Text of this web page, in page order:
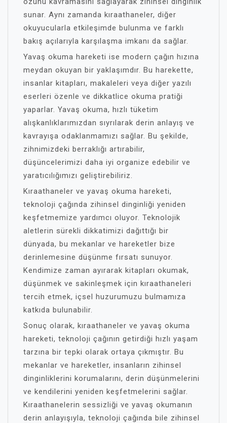
sunar. Aynı zamanda kıraathaneler, diğer
okuyucularla etkileşimde bulunma ve farklı
bakış açılarıyla karşılaşma imkanı da sağlar.
Yavaş okuma hareketi ise modern çağın hızına
meydan okuyan bir yaklaşımdır. Bu harekette,
insanlar kitapları, makaleleri veya diğer yazılı
eserleri özenle ve dikkatlice okuma pratiği
yaparlar. Yavaş okuma, hızlı tüketim
alışkanlıklarımızdan sıyrılarak derin anlayış ve
kavrayışa odaklanmamızı sağlar. Bu şekilde,
zihnimizdeki berraklığı artırabilir,
düşüncelerimizi daha iyi organize edebilir ve
yaratıcılığımızı geliştirebiliriz.
Kıraathaneler ve yavaş okuma hareketi,
teknoloji çağında zihinsel dinginliği yeniden
keşfetmemize yardımcı oluyor. Teknolojik
aletlerin sürekli dikkatimizi dağıttığı bir
dünyada, bu mekanlar ve hareketler bize
derinlemesine düşünme fırsatı sunuyor.
Kendimize zaman ayırarak kitapları okumak,
düşünmek ve sakinleşmek için kıraathaneleri
tercih etmek, içsel huzurumuzu bulmamıza
katkıda bulunabilir.
Sonuç olarak, kıraathaneler ve yavaş okuma
hareketi, teknoloji çağının getirdiği hızlı yaşam
tarzına bir tepki olarak ortaya çıkmıştır. Bu
mekanlar ve hareketler, insanların zihinsel
dinginliklerini korumalarını, derin düşünmelerini
ve kendilerini yeniden keşfetmelerini sağlar.
Kıraathanelerin sessizliği ve yavaş okumanın
derin anlayışıyla, teknoloji çağında bile zihinsel